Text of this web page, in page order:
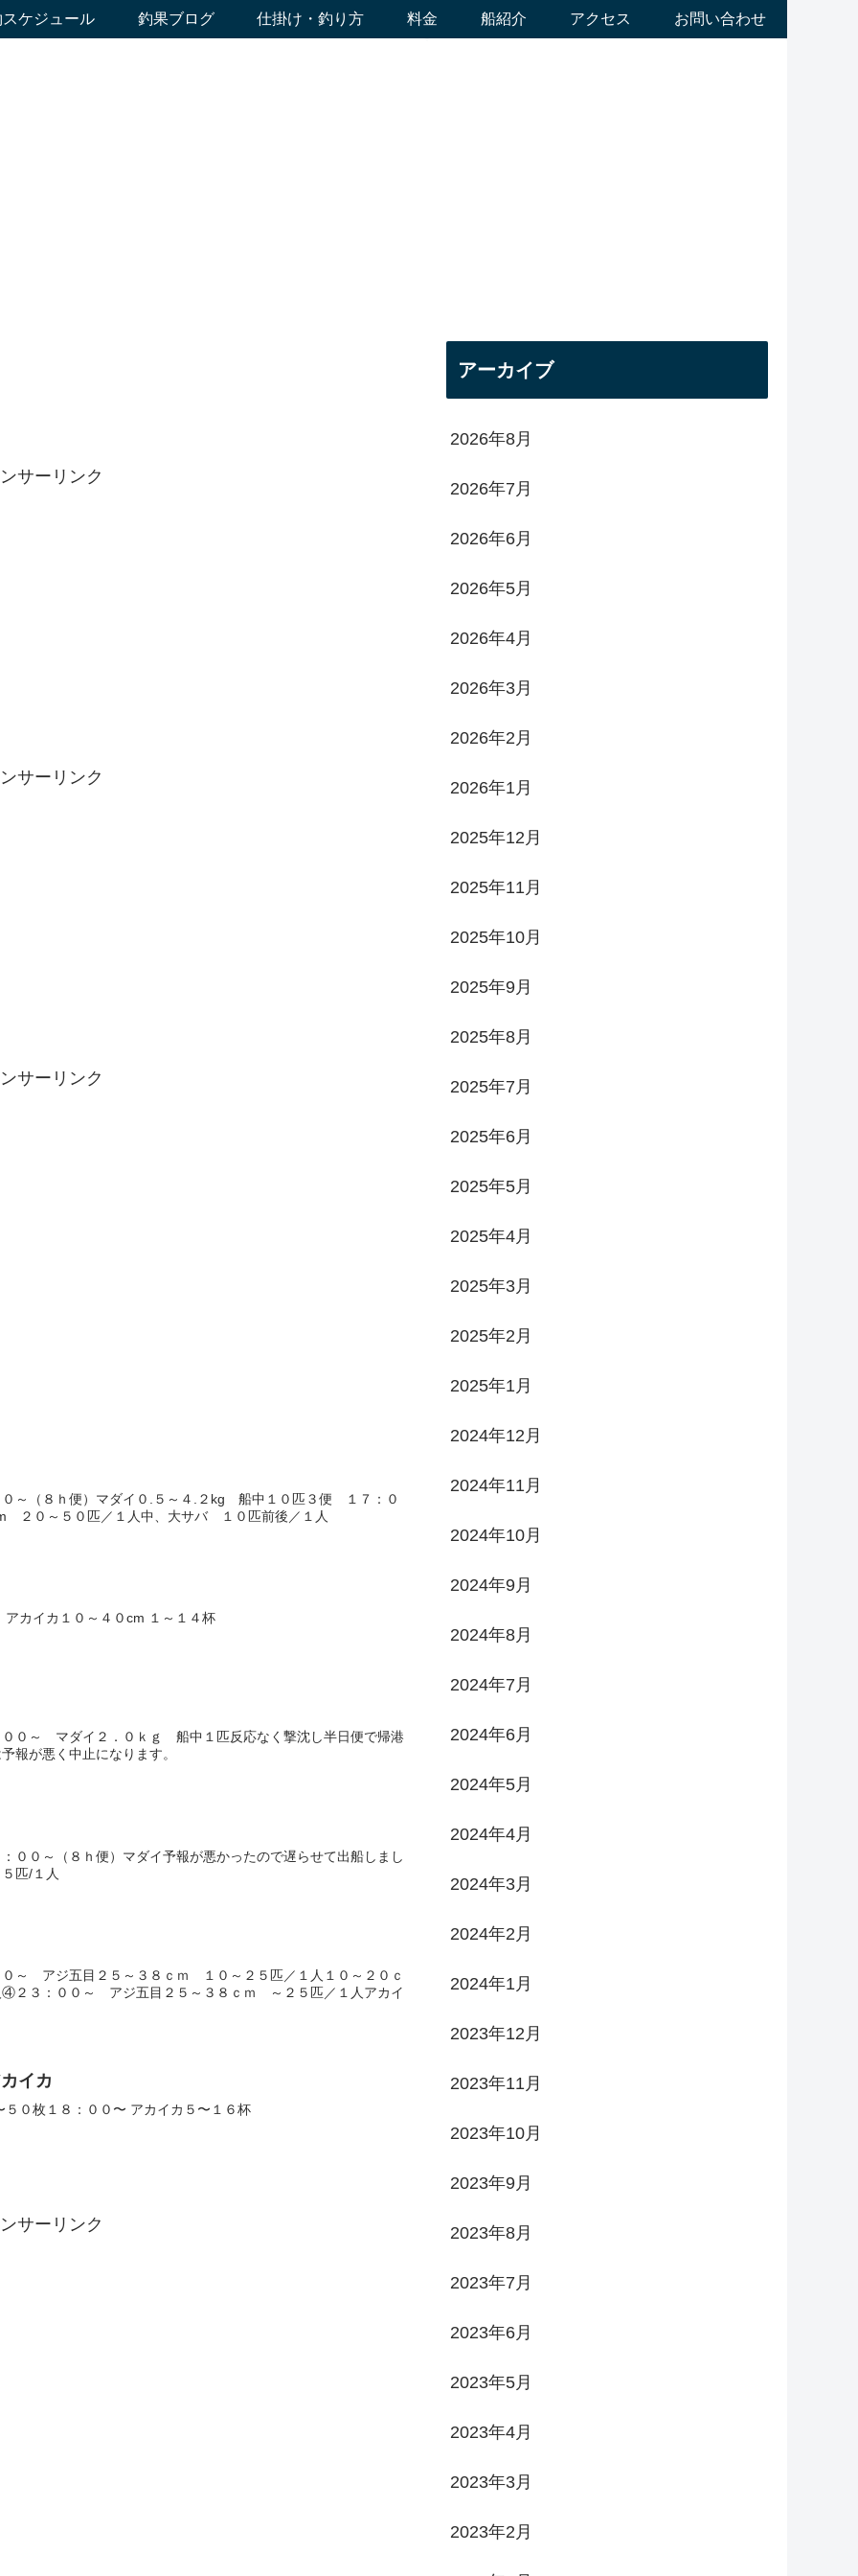
ケジュール 釣果ブログ 仕掛け・釣り方 料金 船紹介 アクセス お問い合わせ
サーリンク
サーリンク
サーリンク
～（８ｈ便）マダイ０.５～４.２kg 船中１０匹３便 １７：０
２０～５０匹／１人中、大サバ １０匹前後／１人
カイカ１０～４０cm １～１４杯
０～ マダイ２．０ｋｇ 船中１匹反応なく撃沈し半日便で帰港
報が悪く中止になります。
００～（８ｈ便）マダイ予報が悪かったので遅らせて出船しまし
匹/１人
～ アジ五目２５～３８ｃｍ １０～２５匹／１人１０～２０ｃ
３：００～ アジ五目２５～３８ｃｍ ～２５匹／１人アカイ
イカ
０枚１８：００〜 アカイカ５〜１６杯
サーリンク
アーカイブ
2026年8月
2026年7月
2026年6月
2026年5月
2026年4月
2026年3月
2026年2月
2026年1月
2025年12月
2025年11月
2025年10月
2025年9月
2025年8月
2025年7月
2025年6月
2025年5月
2025年4月
2025年3月
2025年2月
2025年1月
2024年12月
2024年11月
2024年10月
2024年9月
2024年8月
2024年7月
2024年6月
2024年5月
2024年4月
2024年3月
2024年2月
2024年1月
2023年12月
2023年11月
2023年10月
2023年9月
2023年8月
2023年7月
2023年6月
2023年5月
2023年4月
2023年3月
2023年2月